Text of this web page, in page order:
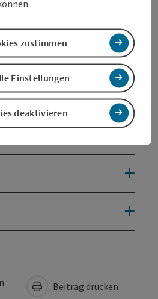
Beitrag drucken
deaktivieren
Einstellungen
zustimmen